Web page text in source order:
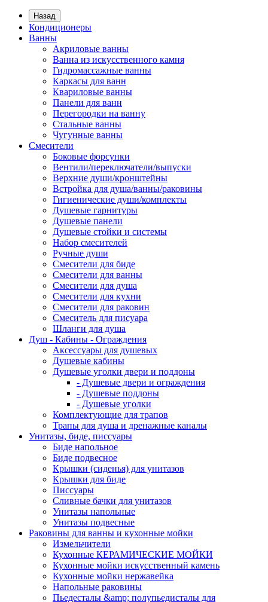
Назад
Кондиционеры
Ванны
Акриловые ванны
Ванна из искусственного камня
Гидромассажные ванны
Каркасы для ванн
Квариловые ванны
Панели для ванн
Перегородки на ванну
Стальные ванны
Чугунные ванны
Смесители
Боковые форсунки
Вентили/переключатели/выпуски
Верхние души/кронштейны
Встройка для душа/ванны/раковины
Гигиенические души/комплекты
Душевые гарнитуры
Душевые панели
Душевые стойки и системы
Набор смесителей
Ручные души
Смесители для биде
Смесители для ванны
Смесители для душа
Смесители для кухни
Смесители для раковин
Смеситель для писуара
Шланги для душа
Душ - Кабины - Ограждения
Аксессуары для душевых
Душевые кабины
Душевые уголки двери и поддоны
- Душевые двери и ограждения
- Душевые поддоны
- Душевые уголки
Комплектующие для трапов
Трапы для душа и дренажные каналы
Унитазы, биде, писсуары
Биде напольное
Биде подвесное
Крышки (сиденья) для унитазов
Крышки для биде
Писсуары
Сливные бачки для унитазов
Унитазы напольные
Унитазы подвесные
Раковины для ванны и кухонные мойки
Измельчители
Кухонные КЕРАМИЧЕСКИЕ МОЙКИ
Кухонные мойки искусственный камень
Кухонные мойки нержавейка
Напольные раковины
Пьедесталы &amp; полупьедисталы для